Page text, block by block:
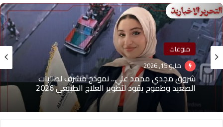
منوعات
مايو 15, 2026
منوعات
مايو 1, 2026
(بدون عنوان)